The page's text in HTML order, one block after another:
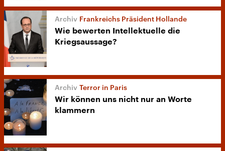
Frankreichs Präsident Hollande
Wie bewerten Intellektuelle die
Kriegsaussage?
Terror in Paris
Wir können uns nicht nur an Worte
klammern